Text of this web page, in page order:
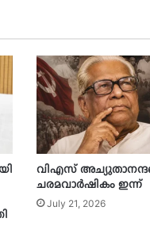
വിഎസ്
ചരമവാർഷികം ഇന്ന്
July 21, 2026